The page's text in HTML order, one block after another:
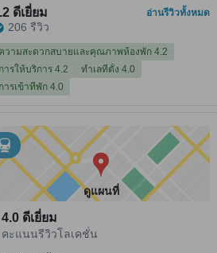
ดีเยี่ยม
206 รีวิว
อ่านรีวิวทั้งหมด
ความสะดวกสบายและคุณภาพห้องพัก 4.2
การให้บริการ 4.2
ทำเลที่ตั้ง 4.0
การเข้าที่พัก 4.0
ใกล้กับ
Niseko Annupuri Gondola อยู่ห่างไป 0.36 กม.
ดูแผนที่
4.0 ดีเยี่ยม
คะแนนรีวิวโลเคชั่น